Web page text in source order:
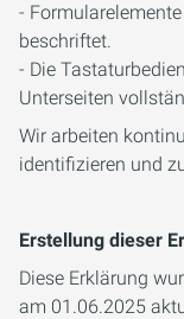
-
beschriftet.
- Die
Unterseiten
Wir arbeiten
identifizieren und
Erstellung dieser
Diese Erklärung
am 01.06.2025